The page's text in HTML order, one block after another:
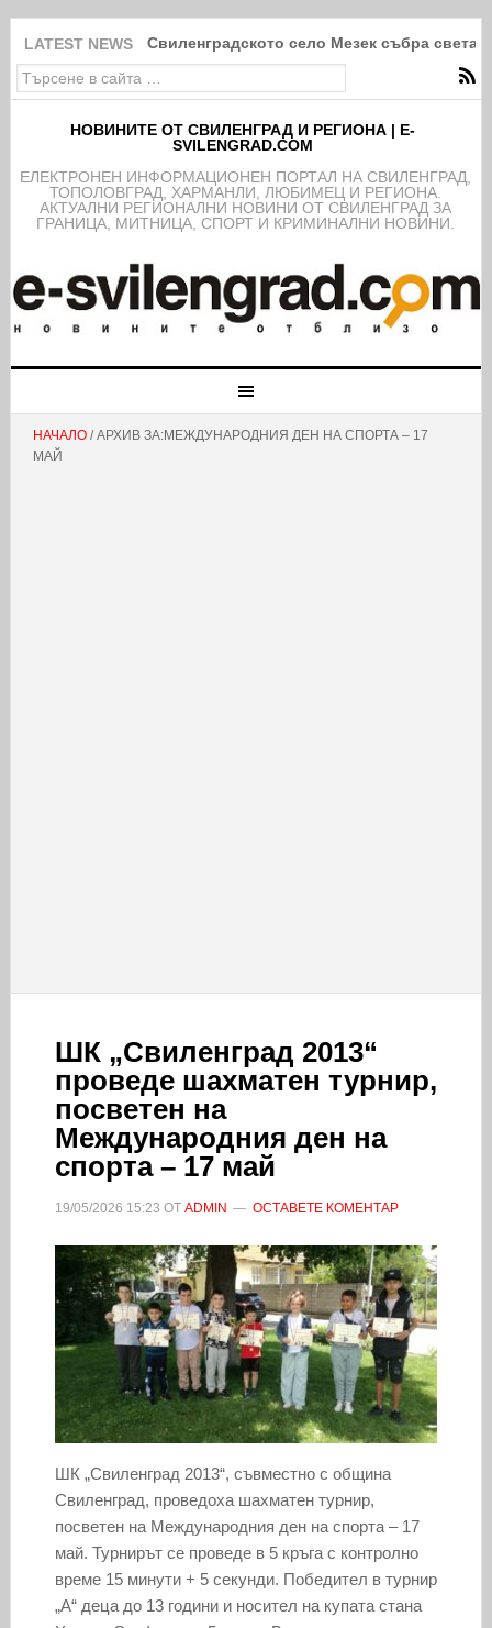
LATEST NEWS Свиленградското село Мезек събра света
НОВИНИТЕ ОТ СВИЛЕНГРАД И РЕГИОНА | E-
SVILENGRAD.COM
EЛЕКТРОНЕН ИНФОРМАЦИОНЕН ПОРТАЛ НА СВИЛЕНГРАД,
ТОПОЛОВГРАД, ХАРМАНЛИ, ЛЮБИМЕЦ И РЕГИОНА.
АКТУАЛНИ РЕГИОНАЛНИ НОВИНИ ОТ СВИЛЕНГРАД ЗА
ГРАНИЦА, МИТНИЦА, СПОРТ И КРИМИНАЛНИ НОВИНИ.
НАЧАЛО/ АРХИВ ЗА:МЕЖДУНАРОДНИЯ ДЕН НА СПОРТА – 17
МАЙ
ШК „Свиленград 2013“
проведе шахматен турнир,
посветен на
Международния ден на
спорта – 17 май
19/05/2026 15:23 ОТ ADMIN ОСТАВЕТЕ КОМЕНТАР
ШК „Свиленград 2013“, съвместно с община
Свиленград, проведоха шахматен турнир,
посветен на Международния ден на спорта – 17
май. Турнирът се проведе в 5 кръга с контролно
време 15 минути + 5 секунди. Победител в турнир
„А“ деца до 13 години и носител на купата стана